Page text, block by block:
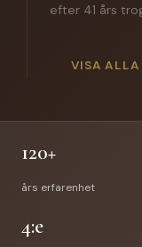
efter 41 års
gick Anette
väntar Richard
VISA ALLA
120+
års erfarenhet
4:e